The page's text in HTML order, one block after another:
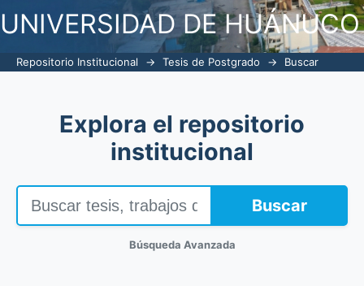
UNIVERSIDAD DE HUÁNUCO
Repositorio Institucional → Tesis de Postgrado → Buscar
Explora el repositorio
institucional
Buscar
Búsqueda Avanzada